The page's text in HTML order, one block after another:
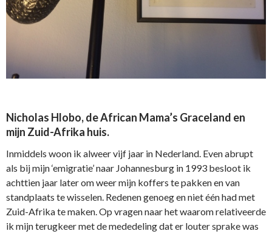
Nicholas Hlobo, de African Mama’s Graceland en
mijn Zuid-Afrika huis.
Inmiddels woon ik alweer vijf jaar in Nederland. Even abrupt
als bij mijn ‘emigratie’ naar Johannesburg in 1993 besloot ik
achttien jaar later om weer mijn koffers te pakken en van
standplaats te wisselen. Redenen genoeg en niet één had met
Zuid-Afrika te maken. Op vragen naar het waarom relativeerde
ik mijn terugkeer met de mededeling dat er louter sprake was